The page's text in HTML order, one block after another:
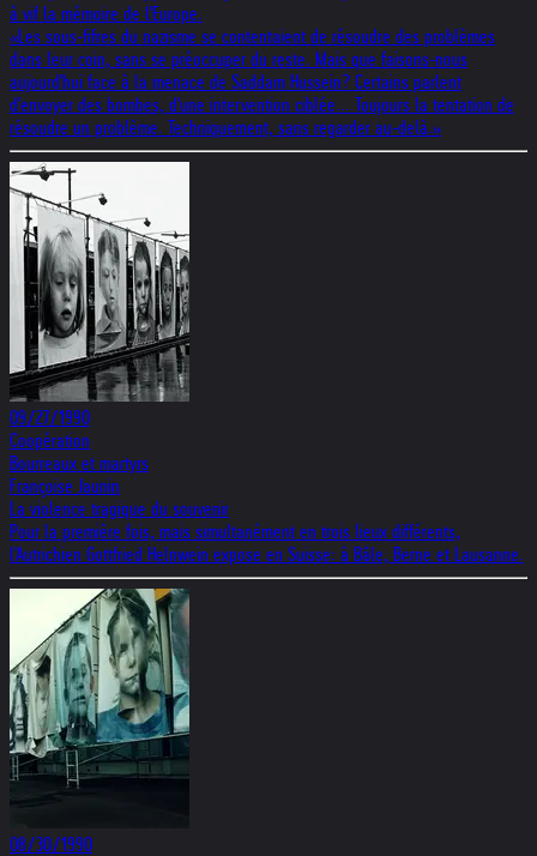
à vif la mémoire de l'Europe.
«Les sous-fifres du nazisme se contentaient de résoudre des problèmes
dans leur coin, sans se préoccuper du reste. Mais que faisons-nous
aujourd'hui face à la menace de Saddam Hussein? Certains parlent
d'envoyer des bombes, d'une intervention ciblée... Toujours la tentation de
résoudre un problème. Techniquement, sans regarder au-delà.»
09/27/1990
Coopération
Bourreaux et martyrs
Françoise Jaunin
La violence tragique du souvenir
Pour la première fois, mais simultanément en trois lieux différents,
l'Autrichien Gottfried Helnwein expose en Suisse: à Bâle, Berne et Lausanne.
08/30/1990